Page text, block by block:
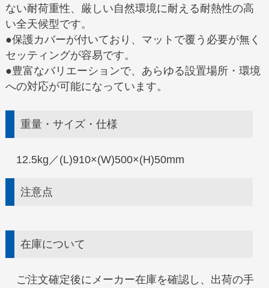
ない耐荷重性、厳しい自然環境に耐える耐熱性の高
い全天候型です。
●保護カバーが付いており、マットで覆う必要が無く
セッティングが容易です。
●豊富なバリエーションで、あらゆる設置場所・環境
への対応が可能になっています。
重量・サイズ・仕様
12.5kg／(L)910×(W)500×(H)50mm
注意点
在庫について
ご注文確定後にメーカー在庫を確認し、出荷の手